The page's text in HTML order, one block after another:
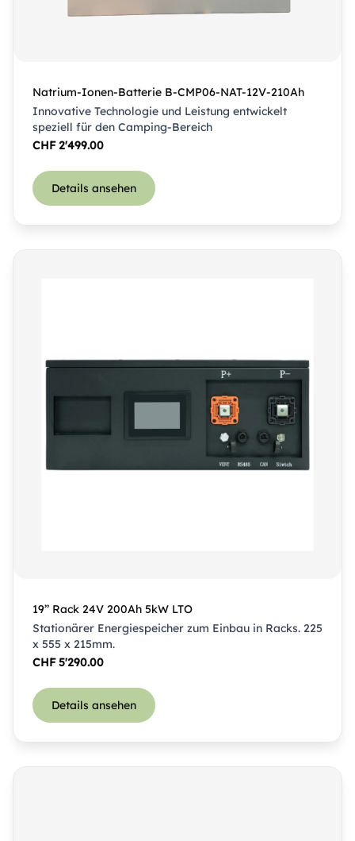
Natrium-Ionen-Batterie B-CMP06-NAT-12V-210Ah
Innovative Technologie und Leistung entwickelt
speziell für den Camping-Bereich
CHF2'499.00
Details ansehen
19’’ Rack 24V 200Ah 5kW LTO
Stationärer Energiespeicher zum Einbau in Racks. 225
x 555 x 215mm.
CHF5'290.00
Details ansehen